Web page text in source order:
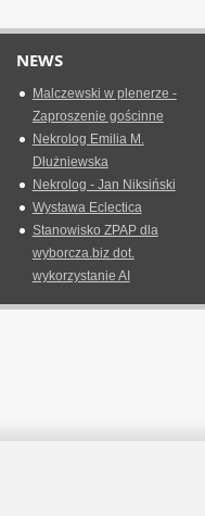
NEWS
Malczewski w plenerze -
Zaproszenie gościnne
Nekrolog Emilia M.
Dłużniewska
Nekrolog - Jan Niksiński
Wystawa Eclectica
Stanowisko ZPAP dla
wyborcza.biz dot.
wykorzystanie AI